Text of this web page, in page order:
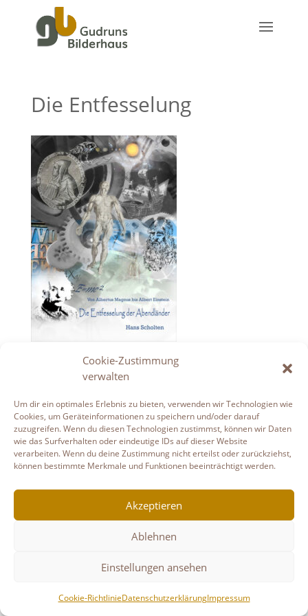
Cookie-Zustimmung
verwalten
Um dir ein optimales Erlebnis zu bieten, verwenden wir Technologien wie
Cookies, um Geräteinformationen zu speichern und/oder darauf
zuzugreifen. Wenn du diesen Technologien zustimmst, können wir Daten
wie das Surfverhalten oder eindeutige IDs auf dieser Website
verarbeiten. Wenn du deine Zustimmung nicht erteilst oder zurückziehst,
können bestimmte Merkmale und Funktionen beeinträchtigt werden.
Akzeptieren
Ablehnen
Einstellungen ansehen
Cookie-RichtlinieDatenschutzerklärungImpressum
Die Entfesselung
Datenschutzerklärung
Haftungsausschluss
Impressum
Copyright © Gudruns Bilderhaus